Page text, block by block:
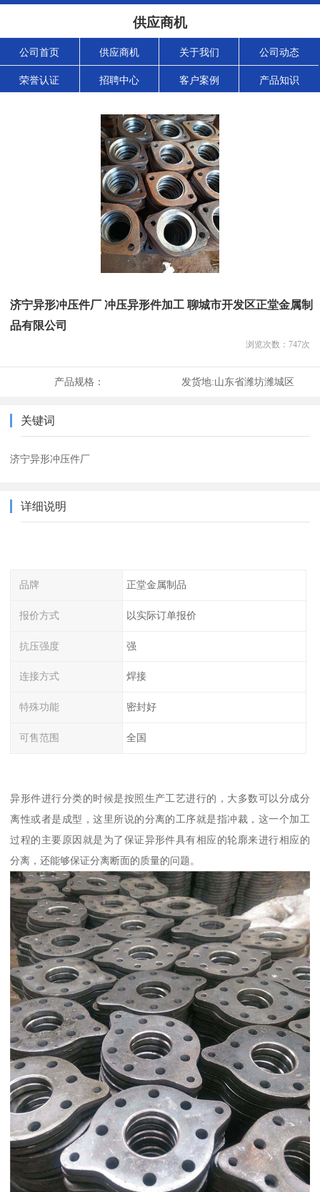
供应商机
公司首页 供应商机 关于我们 公司动态
荣誉认证 招聘中心 客户案例 产品知识
济宁异形冲压件厂 冲压异形件加工 聊城市开发区正堂金属制
品有限公司
浏览次数： 747次
产品规格： 发货地:山东省潍坊潍城区
关键词
济宁异形冲压件厂
详细说明
品牌 正堂金属制品
报价方式 以实际订单报价
抗压强度 强
连接方式 焊接
特殊功能 密封好
可售范围 全国
异形件进行分类的时候是按照生产工艺进行的，大多数可以分成分
离性或者是成型，这里所说的分离的工序就是指冲裁，这一个加工
过程的主要原因就是为了保证异形件具有相应的轮廓来进行相应的
分离，还能够保证分离断面的质量的问题。